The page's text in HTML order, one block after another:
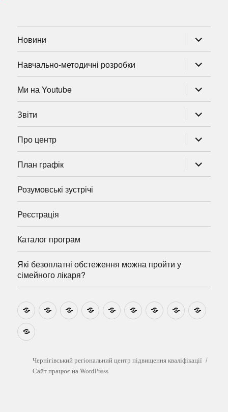
Новини
підменю
Навчально-методичні розробки
підменю
Ми на Youtube
підменю
Звіти
підменю
Про центр
підменю
План графік
підменю
Розумовські зустрічі
Реєстрація
Каталог програм
Які безоплатні обстеження можна пройти у
сімейного лікаря?
НовиниНавчально-
методичні
Ми
на
Звіти Про
центр
План
графік
Розумовські
зустрічі
Реєстрація
Які
безоплатні
можна
пройти
у
Чернігівський регіональний центр підвищення кваліфікації
Сайт працює на WordPress